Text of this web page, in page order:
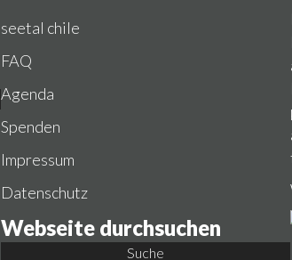
seetal chile
FAQ
Agenda
Spenden
Impressum
Datenschutz
Webseite durchsuchen
Suche